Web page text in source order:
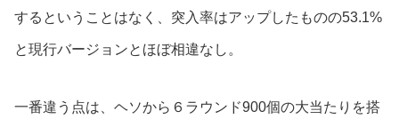
するということはなく、突入率はアップしたものの53.1%
と現行バージョンとほぼ相違なし。
一番違う点は、ヘソから６ラウンド900個の大当たりを搭